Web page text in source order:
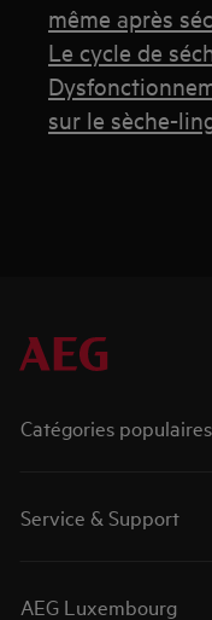
même après
Le cycle de
sur le sèche-
Catégories populaires
Service & Support
AEG Luxembourg